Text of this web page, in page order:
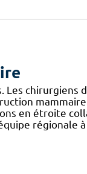
Les chirurgiens
en étroite
régionale